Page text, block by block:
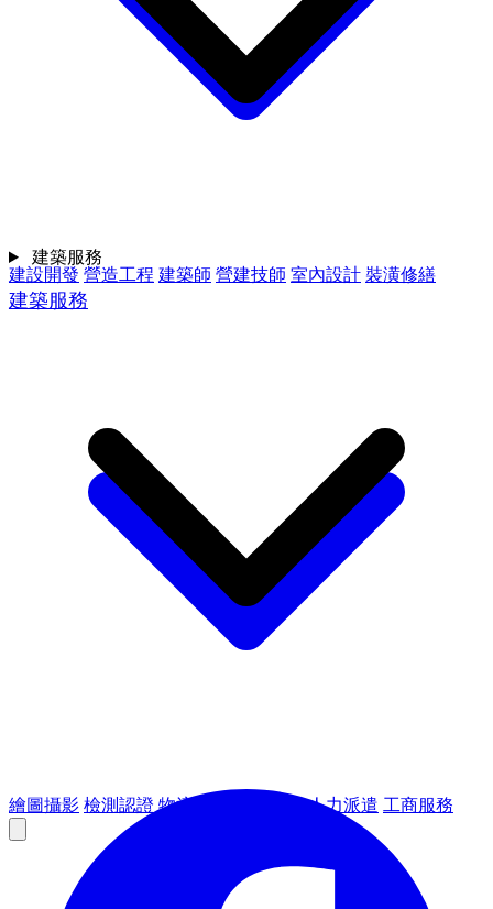
建設開發 營造工程 建築師 營建技師 室內設計 裝潢修繕
建築服務
繪圖攝影 檢測認證 物流倉儲 人力派遣 工商服務
建築服務